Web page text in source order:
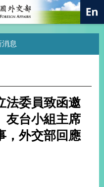
息
法委員致函邀
友台小組主席
，外交部回應